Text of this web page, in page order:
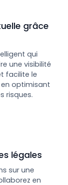
grâce
qui
une visibilité
facilite le
optimisant
risques.
légales
sur une
en